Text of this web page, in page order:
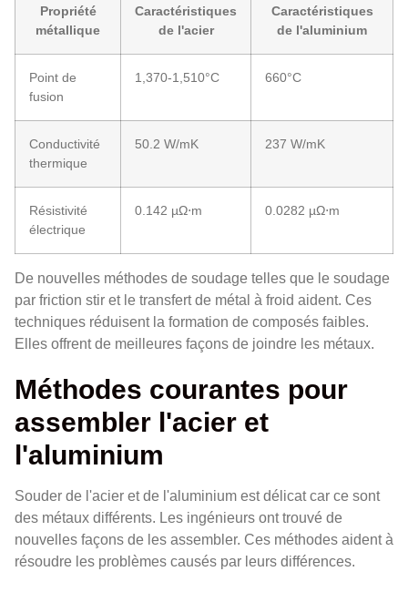
Propriété
métallique
Caractéristiques
de l'acier
Caractéristiques
de l'aluminium
Point de
fusion
1,370-1,510°C 660°C
Conductivité
thermique
50.2 W/mK 237 W/mK
Résistivité
électrique
0.142 µΩ⋅m 0.0282 µΩ⋅m
De nouvelles méthodes de soudage telles que le soudage
par friction stir et le transfert de métal à froid aident. Ces
techniques réduisent la formation de composés faibles.
Elles offrent de meilleures façons de joindre les métaux.
Méthodes courantes pour
assembler l'acier et
l'aluminium
Souder de l'acier et de l'aluminium est délicat car ce sont
des métaux différents. Les ingénieurs ont trouvé de
nouvelles façons de les assembler. Ces méthodes aident à
résoudre les problèmes causés par leurs différences.